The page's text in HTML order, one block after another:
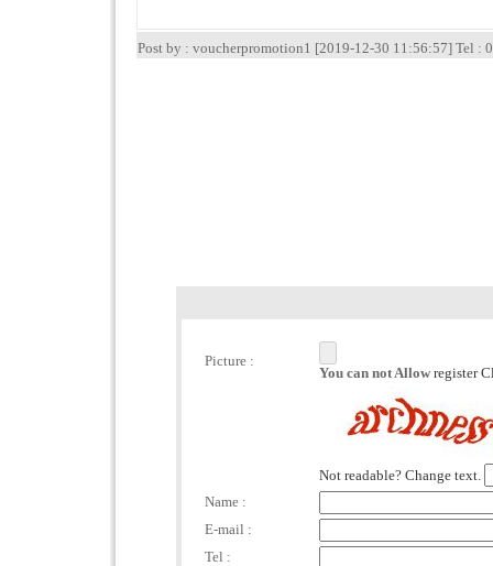
Post by : voucherpromotion1 [2019-12-30 11:56:57] Tel :
Picture :
You can not Allow register
Not readable? Change text.
Name :
E-mail :
Tel :